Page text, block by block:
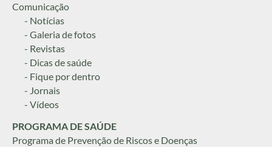
Comunicação
- Notícias
- Galeria de fotos
- Revistas
- Dicas de saúde
- Fique por dentro
- Jornais
- Vídeos
PROGRAMA DE SAÚDE
Programa de Prevenção de Riscos e Doenças